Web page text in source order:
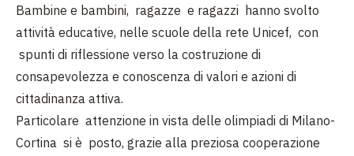
Bambine e bambini, ragazze e ragazzi hanno svolto
attività educative, nelle scuole della rete Unicef, con
spunti di riflessione verso la costruzione di
consapevolezza e conoscenza di valori e azioni di
cittadinanza attiva.
Particolare attenzione in vista delle olimpiadi di Milano-
Cortina si è posto, grazie alla preziosa cooperazione